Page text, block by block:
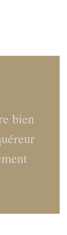
bien